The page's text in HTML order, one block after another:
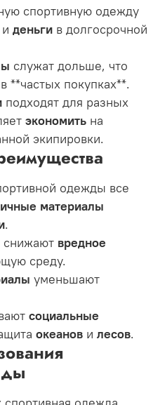
спортивную одежду
и деньги в долгосрочной
служат дольше, что
**частых покупках**.
подходят для разных
экономить на
экипировки.
одежды все
материалы
.
снижают вредное
среду.
уменьшают
социальные
океанов и лесов.